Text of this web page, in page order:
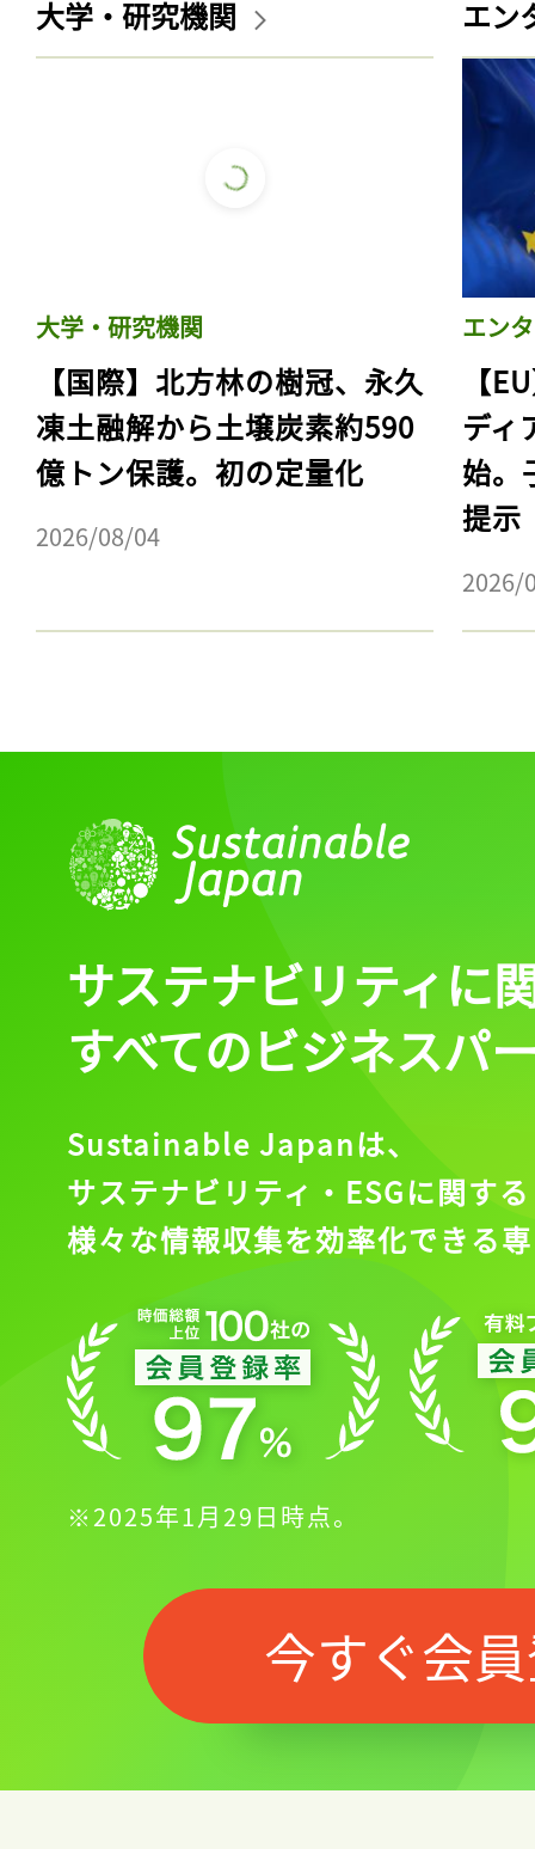
大学・研究機関
大学・研究機関
【国際】北方林の樹冠、永久
凍土融解から土壌炭素約590
億トン保護。初の定量化
2026/08/04
エン
エン
【
ディ
始。
提示
2026/
記事をお気に入りに
ログイン
サステナビリティに
すべてのビジネスパ
Sustainable Japanは、
サステナビリティ・ESGに関する
様々な情報収集を効率化できる
※2025年1月29日時点。
今すぐ会